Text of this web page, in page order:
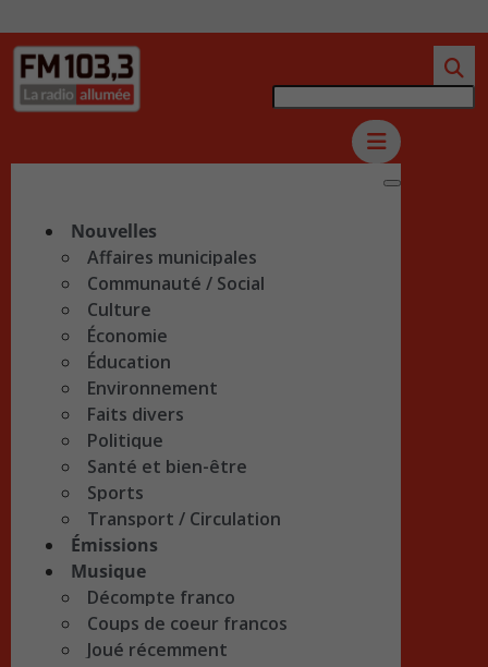
Nouvelles
Affaires municipales
Communauté / Social
Culture
Économie
Éducation
Environnement
Faits divers
Politique
Santé et bien-être
Sports
Transport / Circulation
Émissions
Musique
Décompte franco
Coups de coeur francos
Joué récemment